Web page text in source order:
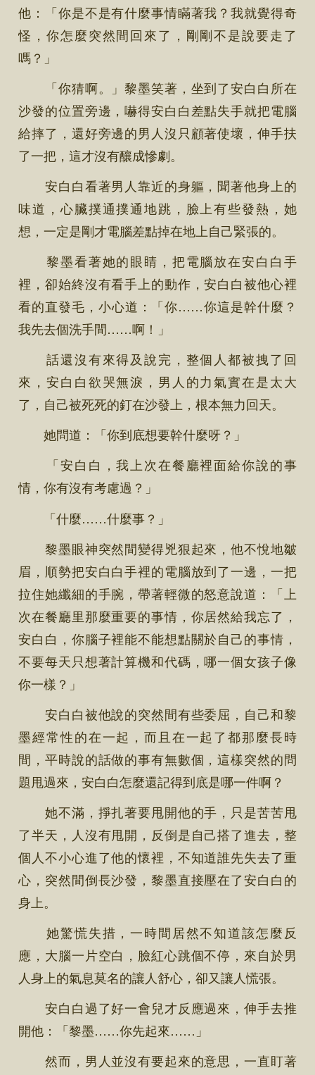
他：「你是不是有什麼事情瞞著我？我就覺得奇
怪，你怎麼突然間回來了，剛剛不是說要走了
嗎？」
「你猜啊。」黎墨笑著，坐到了安白白所在
沙發的位置旁邊，嚇得安白白差點失手就把電腦
給摔了，還好旁邊的男人沒只顧著使壞，伸手扶
了一把，這才沒有釀成慘劇。
安白白看著男人靠近的身軀，聞著他身上的
味道，心臟撲通撲通地跳，臉上有些發熱，她
想，一定是剛才電腦差點掉在地上自己緊張的。
黎墨看著她的眼睛，把電腦放在安白白手
裡，卻始終沒有看手上的動作，安白白被他心裡
看的直發毛，小心道：「你……你這是幹什麼？
我先去個洗手間……啊！」
話還沒有來得及說完，整個人都被拽了回
來，安白白欲哭無淚，男人的力氣實在是太大
了，自己被死死的釘在沙發上，根本無力回天。
她問道：「你到底想要幹什麼呀？」
「安白白，我上次在餐廳裡面給你說的事
情，你有沒有考慮過？」
「什麼……什麼事？」
黎墨眼神突然間變得兇狠起來，他不悅地皺
眉，順勢把安白白手裡的電腦放到了一邊，一把
拉住她纖細的手腕，帶著輕微的怒意說道：「上
次在餐廳里那麼重要的事情，你居然給我忘了，
安白白，你腦子裡能不能想點關於自己的事情，
不要每天只想著計算機和代碼，哪一個女孩子像
你一樣？」
安白白被他說的突然間有些委屈，自己和黎
墨經常性的在一起，而且在一起了都那麼長時
間，平時說的話做的事有無數個，這樣突然的問
題甩過來，安白白怎麼還記得到底是哪一件啊？
她不滿，掙扎著要甩開他的手，只是苦苦甩
了半天，人沒有甩開，反倒是自己搭了進去，整
個人不小心進了他的懷裡，不知道誰先失去了重
心，突然間倒長沙發，黎墨直接壓在了安白白的
身上。
她驚慌失措，一時間居然不知道該怎麼反
應，大腦一片空白，臉紅心跳個不停，來自於男
人身上的氣息莫名的讓人舒心，卻又讓人慌張。
安白白過了好一會兒才反應過來，伸手去推
開他：「黎墨……你先起來……」
然而，男人並沒有要起來的意思，一直盯著